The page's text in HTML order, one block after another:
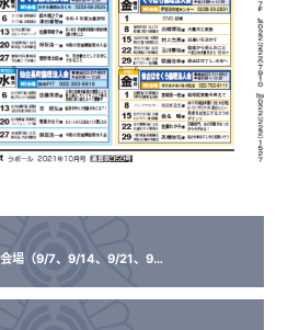
会場（9/7、9/14、9/21、9…